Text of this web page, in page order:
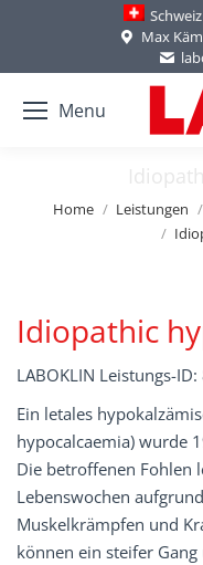
Schweiz
Max
Menu
You are here:
Home Leistungen
Idiopathic
LABOKLIN Leistungs-
Ein letales
hypocalcaemia) wurde
Die betroffenen Fohlen
Lebenswochen
Muskelkrämpfen und
können ein steifer